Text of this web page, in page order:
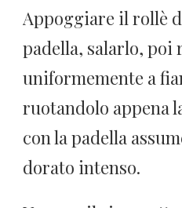
Appoggiare il rollè
padella, salarlo, poi
uniformemente a
ruotandolo appena
con la padella
dorato intenso.